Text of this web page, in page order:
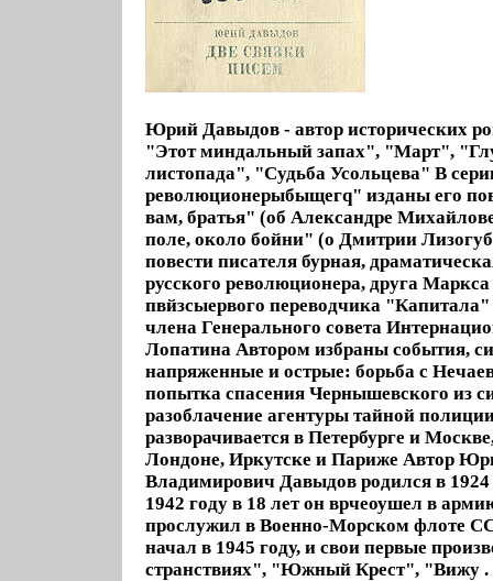
Юрий Давыдов - автор исторических
"Этот миндальный запах", "Март",
листопада", "Судьба Усольцева" В
революционерыбыщегq" изданы его
вам, братья" (об Александре
поле, около бойни" (о Дмитрии
повести писателя бурная,
русского революционера, друга
пвйзсыервого переводчика
члена Генерального совета
Лопатина Автором избраны события,
напряженные и острые: борьба с
попытка спасения Чернышевского из
разоблачение агентуры тайной
разворачивается в Петербурге и
Лондоне, Иркутске и Париже Автор
Владимирович Давыдов родился в
1942 году в 18 лет он врчеоушел в
прослужил в Военно-Морском флоте
начал в 1945 году, и свои первые
странствиях", "Южный Крест", "Вижу .